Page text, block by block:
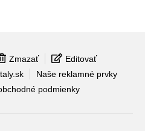
Zmazať
Editovať
Naše reklamné prvky
podmienky